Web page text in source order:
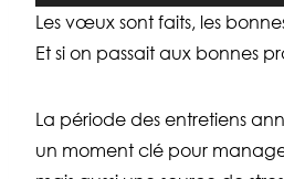
Les vœux sont faits, les
Et si on passait aux bonnes
La période des entretiens
un moment clé pour